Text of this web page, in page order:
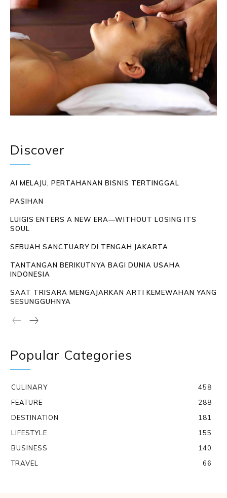
Discover
AI MELAJU, PERTAHANAN BISNIS TERTINGGAL
PASIHAN
LUIGIS ENTERS A NEW ERA—WITHOUT LOSING ITS
SOUL
SEBUAH SANCTUARY DI TENGAH JAKARTA
TANTANGAN BERIKUTNYA BAGI DUNIA USAHA
INDONESIA
SAAT TRISARA MENGAJARKAN ARTI KEMEWAHAN YANG
SESUNGGUHNYA
Popular Categories
CULINARY
458
FEATURE
288
DESTINATION
181
LIFESTYLE
155
BUSINESS
140
TRAVEL
66